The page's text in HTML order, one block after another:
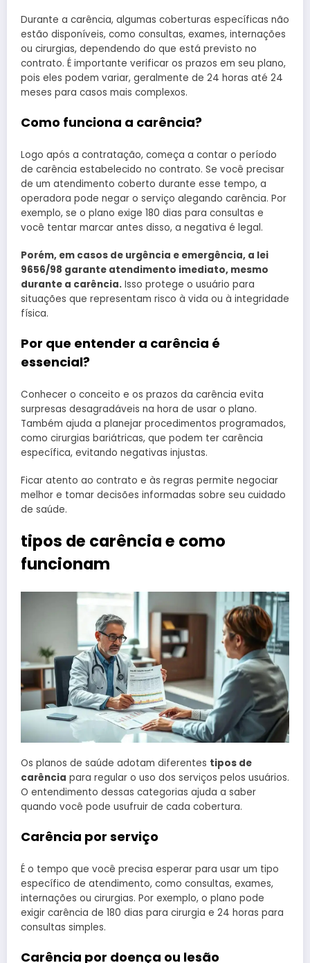
Durante a carência, algumas coberturas específicas não
estão disponíveis, como consultas, exames, internações
ou cirurgias, dependendo do que está previsto no
contrato. É importante verificar os prazos em seu plano,
pois eles podem variar, geralmente de 24 horas até 24
meses para casos mais complexos.
Como funciona a carência?
Logo após a contratação, começa a contar o período
de carência estabelecido no contrato. Se você precisar
de um atendimento coberto durante esse tempo, a
operadora pode negar o serviço alegando carência. Por
exemplo, se o plano exige 180 dias para consultas e
você tentar marcar antes disso, a negativa é legal.
Porém, em casos de urgência e emergência, a lei
9656/98 garante atendimento imediato, mesmo
durante a carência. Isso protege o usuário para
situações que representam risco à vida ou à integridade
física.
Por que entender a carência é
essencial?
Conhecer o conceito e os prazos da carência evita
surpresas desagradáveis na hora de usar o plano.
Também ajuda a planejar procedimentos programados,
como cirurgias bariátricas, que podem ter carência
específica, evitando negativas injustas.
Ficar atento ao contrato e às regras permite negociar
melhor e tomar decisões informadas sobre seu cuidado
de saúde.
tipos de carência e como
funcionam
Os planos de saúde adotam diferentes tipos de
carência para regular o uso dos serviços pelos usuários.
O entendimento dessas categorias ajuda a saber
quando você pode usufruir de cada cobertura.
Carência por serviço
É o tempo que você precisa esperar para usar um tipo
específico de atendimento, como consultas, exames,
internações ou cirurgias. Por exemplo, o plano pode
exigir carência de 180 dias para cirurgia e 24 horas para
consultas simples.
Carência por doença ou lesão